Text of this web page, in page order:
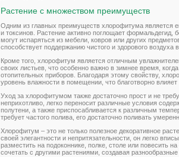
Растение с множеством преимуществ
Одним из главных преимуществ хлорофитума является
и токсинов. Растение активно поглощает формальдегид,
могут испаряться из мебели, ковров или других
способствует поддержанию чистого и здорового воздуха
Кроме того, хлорофитум является отличным
своих листьев, что особенно важно в зимнее время,
отопительных приборов. Благодаря этому свойству,
уровень влажности в помещении, что благотворно
Уход за хлорофитумом также достаточно прост и не
неприхотливо, легко переносит различные условия
полутени, а также приспосабливается к различным
требует частого полива, его достаточно поливать
Хлорофитум – это не только полезное декоративное
своей элегантности и непритязательности, он легко
разместить на подоконнике, полке, столе или повесить
сочетать с другими растениями, создавая разнообразные